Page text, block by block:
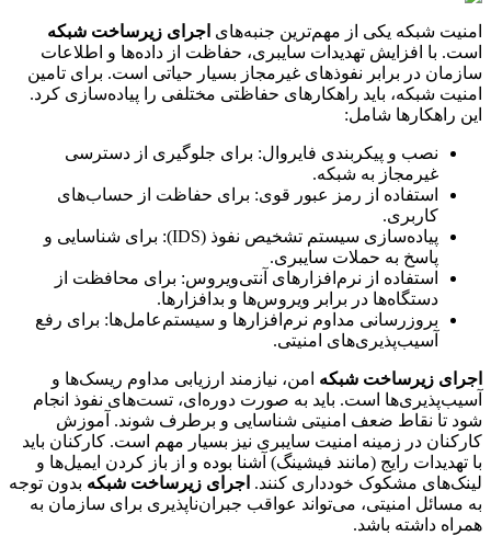
امنیت شبکه یکی از مهم‌ترین جنبه‌های اجرای زیرساخت شبکه
است. با افزایش تهدیدات سایبری، حفاظت از داده‌ها و اطلاعات
سازمان در برابر نفوذهای غیرمجاز بسیار حیاتی است. برای تامین
امنیت شبکه، باید راهکارهای حفاظتی مختلفی را پیاده‌سازی کرد.
این راهکارها شامل:
نصب و پیکربندی فایروال: برای جلوگیری از دسترسی
غیرمجاز به شبکه.
استفاده از رمز عبور قوی: برای حفاظت از حساب‌های
کاربری.
پیاده‌سازی سیستم تشخیص نفوذ (IDS): برای شناسایی و
پاسخ به حملات سایبری.
استفاده از نرم‌افزارهای آنتی‌ویروس: برای محافظت از
دستگاه‌ها در برابر ویروس‌ها و بدافزارها.
بروزرسانی مداوم نرم‌افزارها و سیستم‌عامل‌ها: برای رفع
آسیب‌پذیری‌های امنیتی.
اجرای زیرساخت شبکه امن، نیازمند ارزیابی مداوم ریسک‌ها و
آسیب‌پذیری‌ها است. باید به صورت دوره‌ای، تست‌های نفوذ انجام
شود تا نقاط ضعف امنیتی شناسایی و برطرف شوند. آموزش
کارکنان در زمینه امنیت سایبری نیز بسیار مهم است. کارکنان باید
با تهدیدات رایج (مانند فیشینگ) آشنا بوده و از باز کردن ایمیل‌ها و
لینک‌های مشکوک خودداری کنند. اجرای زیرساخت شبکه بدون توجه
به مسائل امنیتی، می‌تواند عواقب جبران‌ناپذیری برای سازمان به
همراه داشته باشد.